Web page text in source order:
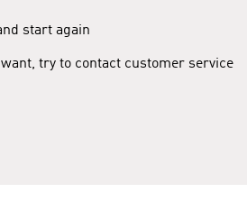
start again
try to contact customer service